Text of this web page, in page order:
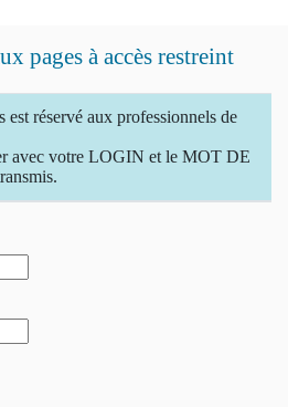
pages à accès restreint
est réservé aux professionnels de
avec votre LOGIN et le MOT DE